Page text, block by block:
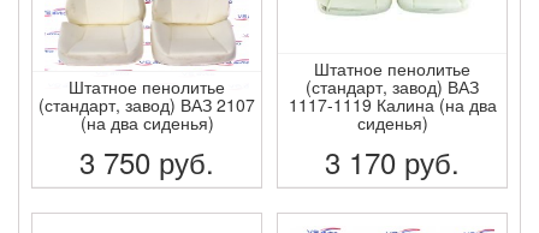
Штатное пенолитье
(стандарт, завод) ВАЗ 2107
(на два сиденья)
3 750 руб.
ПОДРОБНЕЕ
Штатное пенолитье
(стандарт, завод) ВАЗ
1117-1119 Калина (на два
сиденья)
3 170 руб.
ПОДРОБНЕЕ